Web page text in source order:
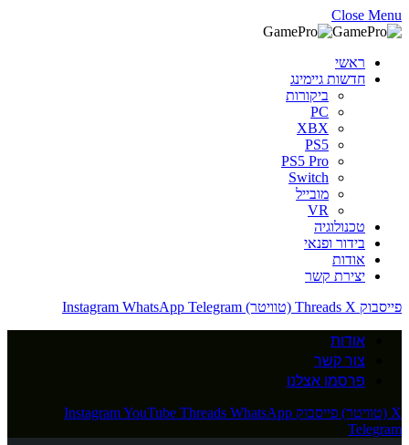
Close Menu
ראשי
חדשות גיימינג
ביקורות
PC
XBX
PS5
PS5 Pro
Switch
מובייל
VR
טכנולוגיה
בידור ופנאי
אודות
יצירת קשר
פייסבוק
Threads X (טוויטר) Instagram WhatsApp Telegram
אודות
צור קשר
פרסמו אצלנו
X (טוויטר) פייסבוק InstagramYouTube Threads WhatsApp
Telegram